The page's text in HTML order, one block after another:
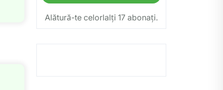
Alătură-te celorlalți 17 abonați.